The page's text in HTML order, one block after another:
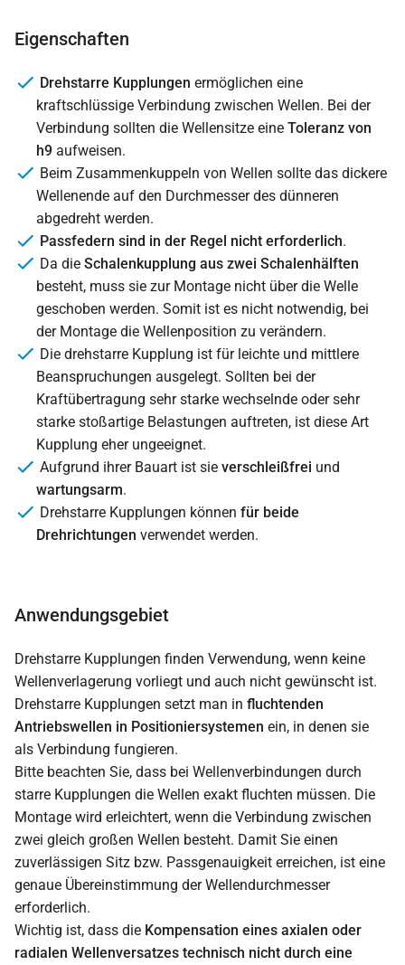
Eigenschaften
Drehstarre Kupplungen ermöglichen eine
kraftschlüssige Verbindung zwischen Wellen. Bei der
Verbindung sollten die Wellensitze eine Toleranz von
h9 aufweisen.
Beim Zusammenkuppeln von Wellen sollte das dickere
Wellenende auf den Durchmesser des dünneren
abgedreht werden.
Passfedern sind in der Regel nicht erforderlich.
Da die Schalenkupplung aus zwei Schalenhälften
besteht, muss sie zur Montage nicht über die Welle
geschoben werden. Somit ist es nicht notwendig, bei
der Montage die Wellenposition zu verändern.
Die drehstarre Kupplung ist für leichte und mittlere
Beanspruchungen ausgelegt. Sollten bei der
Kraftübertragung sehr starke wechselnde oder sehr
starke stoßartige Belastungen auftreten, ist diese Art
Kupplung eher ungeeignet.
Aufgrund ihrer Bauart ist sie verschleißfrei und
wartungsarm.
Drehstarre Kupplungen können für beide
Drehrichtungen verwendet werden.
Anwendungsgebiet
Drehstarre Kupplungen finden Verwendung, wenn keine
Wellenverlagerung vorliegt und auch nicht gewünscht ist.
Drehstarre Kupplungen setzt man in fluchtenden
Antriebswellen in Positioniersystemen ein, in denen sie
als Verbindung fungieren.
Bitte beachten Sie, dass bei Wellenverbindungen durch
starre Kupplungen die Wellen exakt fluchten müssen. Die
Montage wird erleichtert, wenn die Verbindung zwischen
zwei gleich großen Wellen besteht. Damit Sie einen
zuverlässigen Sitz bzw. Passgenauigkeit erreichen, ist eine
genaue Übereinstimmung der Wellendurchmesser
erforderlich.
Wichtig ist, dass die Kompensation eines axialen oder
radialen Wellenversatzes technisch nicht durch eine